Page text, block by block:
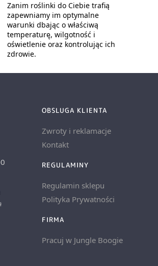
Zanim roślinki do Ciebie trafią
zapewniamy im optymalne
warunki dbając o właściwą
temperaturę, wilgotność i
oświetlenie oraz kontrolując ich
zdrowie.
OBSLUGA KLIENTA
Zwroty i reklamacje
Kontakt
REGULAMINY
Regulamin sklepu
Polityka Prywatności
FIRMA
Pracuj w Jungle Boogie